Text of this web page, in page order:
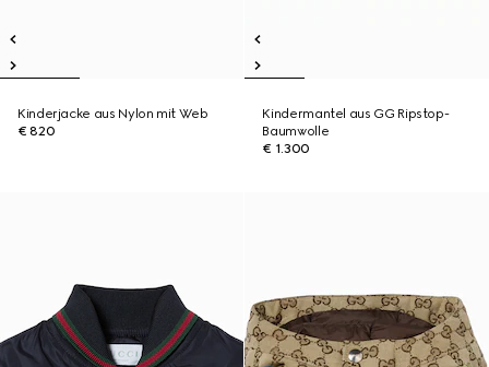
Kinderjacke aus Nylon mit Web
€ 820
Kindermantel aus GG Ripstop-
Baumwolle
€ 1.300